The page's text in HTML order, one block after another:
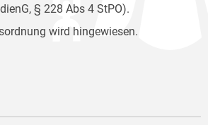
§ 228 Abs 4 StPO).
wird hingewiesen.